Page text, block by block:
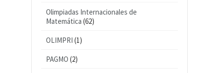
Olimpiadas Internacionales de
Matemática (62)
OLIMPRI (1)
PAGMO (2)